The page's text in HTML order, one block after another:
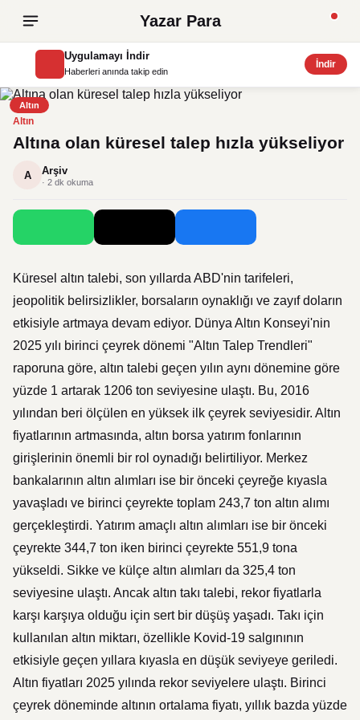
Yazar Para
Uygulamayı İndir
Haberleri anında takip edin
İndir
Altın
Altın
Altına olan küresel talep hızla yükseliyor
A Arşiv
· 2 dk okuma
Küresel altın talebi, son yıllarda ABD'nin tarifeleri,
jeopolitik belirsizlikler, borsaların oynaklığı ve zayıf doların
etkisiyle artmaya devam ediyor. Dünya Altın Konseyi'nin
2025 yılı birinci çeyrek dönemi "Altın Talep Trendleri"
raporuna göre, altın talebi geçen yılın aynı dönemine göre
yüzde 1 artarak 1206 ton seviyesine ulaştı. Bu, 2016
yılından beri ölçülen en yüksek ilk çeyrek seviyesidir. Altın
fiyatlarının artmasında, altın borsa yatırım fonlarının
girişlerinin önemli bir rol oynadığı belirtiliyor. Merkez
bankalarının altın alımları ise bir önceki çeyreğe kıyasla
yavaşladı ve birinci çeyrekte toplam 243,7 ton altın alımı
gerçekleştirdi. Yatırım amaçlı altın alımları ise bir önceki
çeyrekte 344,7 ton iken birinci çeyrekte 551,9 tona
yükseldi. Sikke ve külçe altın alımları da 325,4 ton
seviyesine ulaştı. Ancak altın takı talebi, rekor fiyatlarla
karşı karşıya olduğu için sert bir düşüş yaşadı. Takı için
kullanılan altın miktarı, özellikle Kovid-19 salgınının
etkisiyle geçen yıllara kıyasla en düşük seviyeye geriledi.
Altın fiyatları 2025 yılında rekor seviyelere ulaştı. Birinci
çeyrek döneminde altının ortalama fiyatı, yıllık bazda yüzde